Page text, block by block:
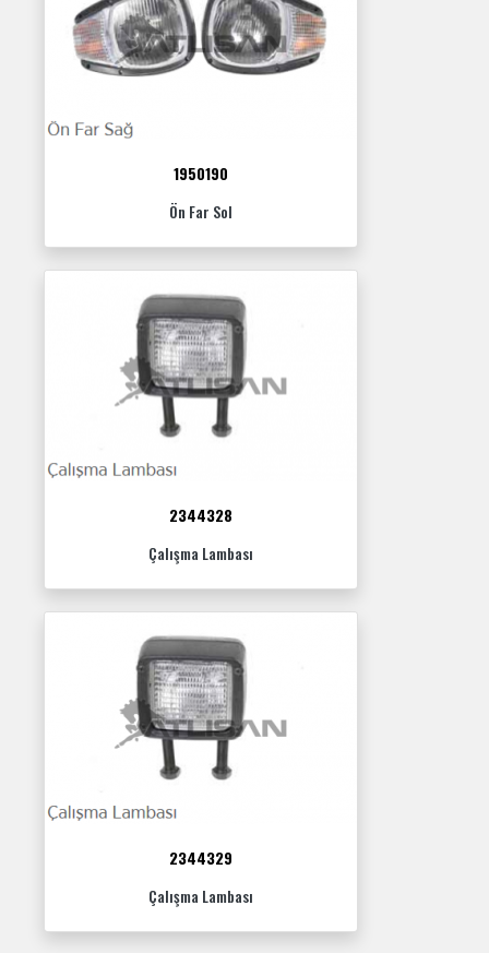
1950190
Ön Far Sol
2344328
Çalışma Lambası
2344329
Çalışma Lambası